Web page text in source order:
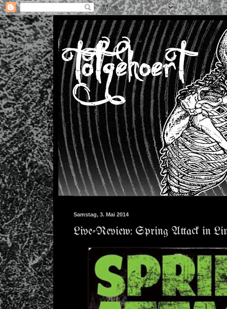
Samstag, 3. Mai 2014
Live-Review: Spring Attack in